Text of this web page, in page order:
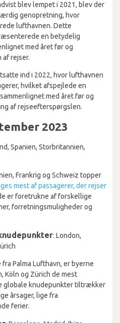
blev lempet i 2021, blev der
genopretning, hvor
lufthavnen. Dette
en betydelig
med året før og
af rejser.
ind i 2022, hvor lufthavnen
hvilket afspejlede en
med året før og
af rejseefterspørgslen.
2023
Spanien, Storbritannien,
Frankrig og Schweiz topper
mest af passagerer, der rejser
er foretrukne af forskellige
forretningsmuligheder og
: London,
Palma Lufthavn, er byerne
Köln og Zürich de mest
globale knudepunkter tiltrækker
årsager, lige fra
ferier.